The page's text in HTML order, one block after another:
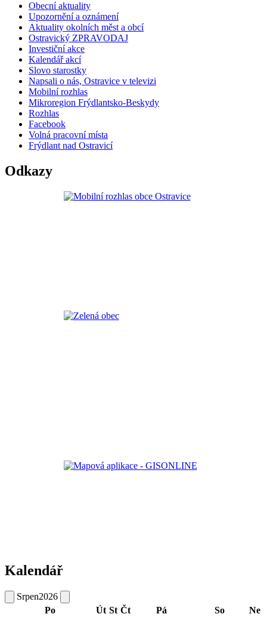
Obecní aktuality
Upozornění a oznámení
Aktuality okolních měst a obcí
Ostravický ZPRAVODAJ
Investiční akce
Kalendář akcí
Slovo starostky
Napsali o nás, Ostravice v televizi
Mobilní rozhlas
Mikroregion Frýdlantsko-Beskydy
Rozhlas
Facebook
Volná pracovní místa
Frýdlant nad Ostravicí
Odkazy
Kalendář
Srpen2026
Po
Út St Čt Pá So Ne